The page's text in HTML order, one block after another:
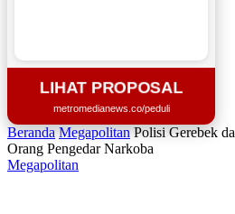
LIHAT PROPOSAL
metromedianews.co/peduli
Beranda Megapolitan Polisi Gerebek
Orang Pengedar Narkoba
Megapolitan